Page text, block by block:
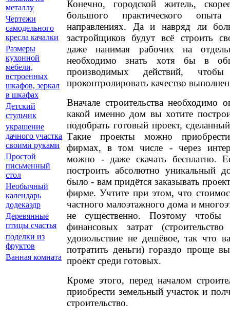
Конечно, городской житель,
большого практического
направлениях. Да и навряд ли
застройщиков будут всё строить
даже нанимая рабочих на
необходимо знать хотя бы в
производимых действий,
проконтролировать качество
Вначале строительства необходимо
какой именно дом вы хотите
подобрать готовый проект,
Такие проекты можно
фирмах, в том числе - через
можно - даже скачать бесплатно.
построить абсолютно уникальный
было - вам придётся заказывать
фирме. Учтите при этом, что
частного малоэтажного дома и
не существенно. Поэтому чтобы
финансовых затрат
удовольствие не дешёвое, так что
потратить деньги) гораздо проще
проект среди готовых.
Кроме этого, перед началом
приобрести земельный участок и
строительство.
металлу
Чертежи
самодельного
кресла качалки
Размеры
кухонной
мебели,
встроенных
шкафов, зеркал
в шкафах
Детский
стульчик
украшение
дачного участка
своими руками
Простой
письменный
стол
Необычный
календарь
додекаэдр
Деревянные
птицы счастья
поделки из
фруктов
Ванная комната